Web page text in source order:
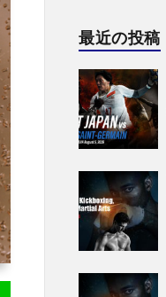
最近の投稿